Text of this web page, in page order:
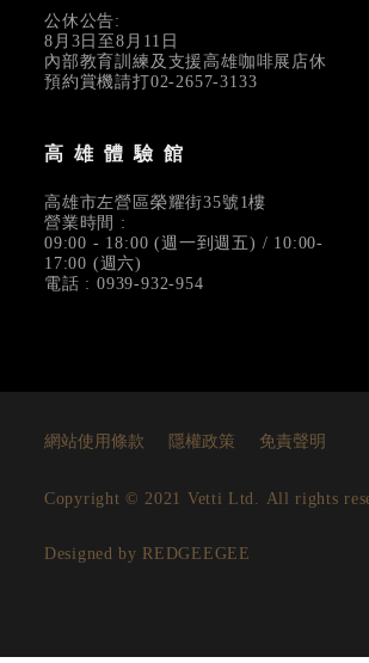
公休公告:
8月3日至8月11日
內部教育訓練及支援高雄咖啡展店休
預約賞機請打02-2657-3133
高雄體驗館
高雄市左營區榮耀街35號1樓
營業時間 :
09:00 - 18:00 (週一到週五) / 10:00-
17:00 (週六)
電話 : 0939-932-954
網站使用條款 隱權政策 免責聲明
Copyright © 2021 Vetti Ltd. All rights
Designed by REDGEEGEE